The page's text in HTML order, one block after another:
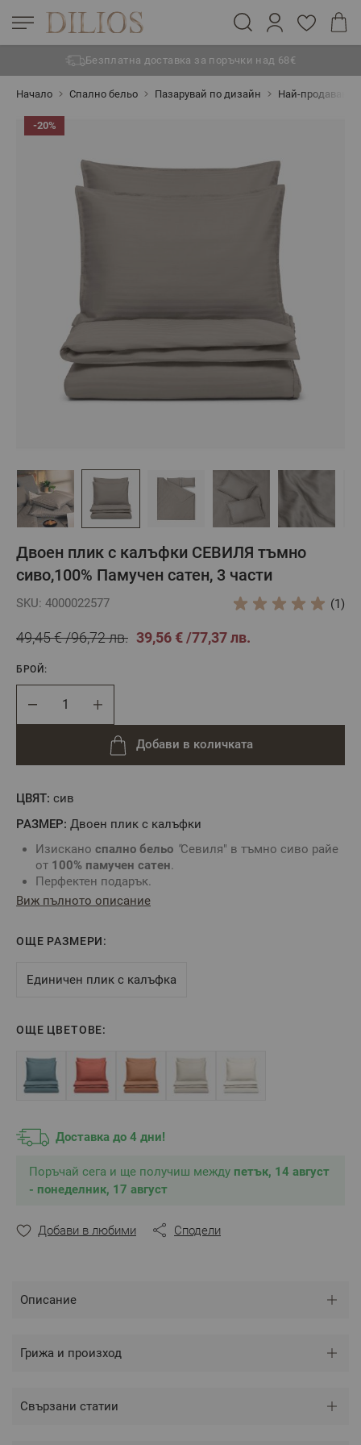
Безплатна доставка за поръчки над 68€
Начало Спално бельо Пазарувай по дизайн Най-продавани
-20%
Двоен плик с калъфки СЕВИЛЯ тъмно
сиво,100% Памучен сатен, 3 части
SKU: 4000022577 (1)
49,45 € 96,72 лв. 39,56 € 77,37 лв.
ЦВЯТ: сив
РАЗМЕР: Двоен плик с калъфки
Изискано спално бельо "Севиля" в тъмно сиво райе
от 100% памучен сатен.
Перфектен подарък.
Комбинирайте с различни цветове от колекция
Спалният плик се затваря с копчета тик-так.
по късата страна.
Спален плик – 200 х 215 – 1 брой
Калъфка с декоративен борд – 50 х 70 – 2 броя
разминаване в тоновете и цветовете според
настройките на използваното устройство.
Виж пълното описание
ОЩЕ РАЗМЕРИ:
Единичен плик с калъфка
ОЩЕ ЦВЕТОВЕ:
Доставка до 4 дни!
Поръчай сега и ще получиш между петък, 14 август
- понеделник, 17 август
БРОЙ:
Добави в количката
Добави в любими Сподели
Описание
Грижа и произход
Свързани статии